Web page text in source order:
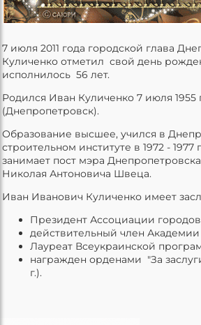
7 июля 2011 года городской глава
Куличенко отметил свой день
исполнилось 56 лет.
Родился Иван Куличенко 7 июля 1955
(Днепропетровск).
Образование высшее, учился в
строительном институте в 1972 -
занимает пост мэра
Николая Антоновича Швеца.
Иван Иванович Куличенко имеет
Президент Ассоциации
действительный член
Лауреат Всеукраинской
награжден орденами "За
г.).